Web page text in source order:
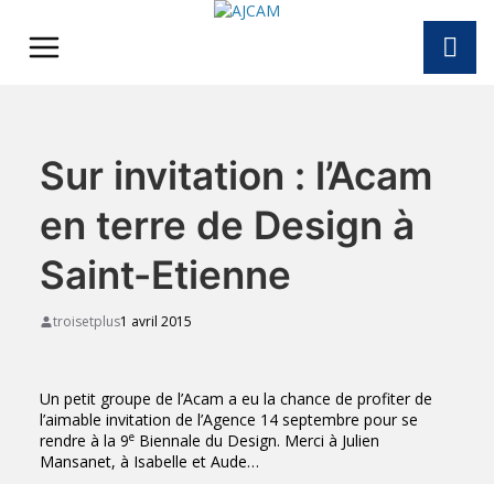
content
Sur invitation : l’Acam
en terre de Design à
Saint-Etienne
troisetplus1 avril 2015
Un petit groupe de l’Acam a eu la chance de profiter de
l’aimable invitation de l’Agence 14 septembre pour se
rendre à la 9e Biennale du Design. Merci à Julien
Mansanet, à Isabelle et Aude…